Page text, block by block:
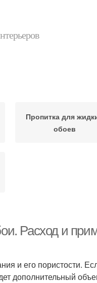
Пропитка для
обоев
Расход и
и его пористости.
дополнительный